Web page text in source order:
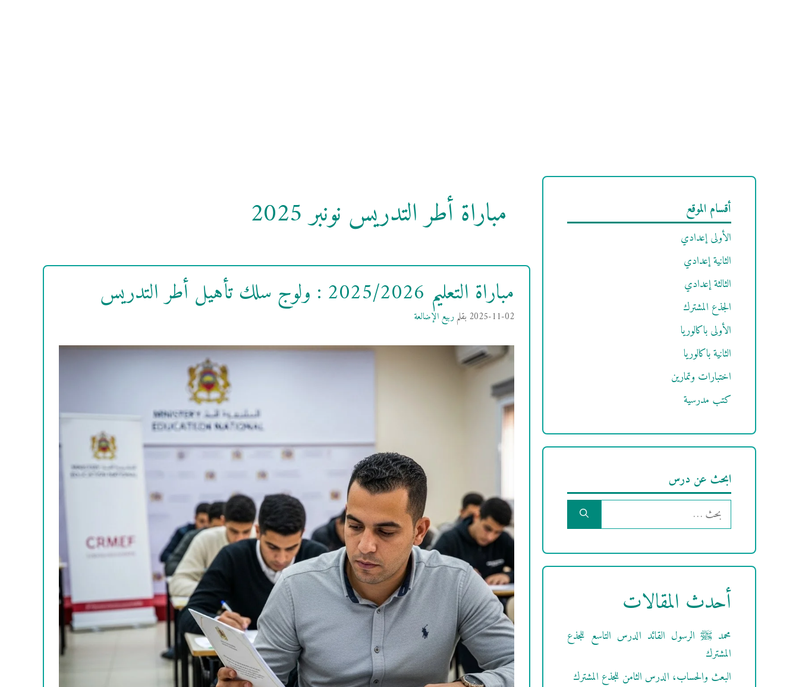
مباراة أطر التدريس نونبر 2025
مباراة التعليم 2025/2026 : ولوج سلك تأهيل أطر التدريس
2025-11-02 بقلمربيع الإضالعة
أقسام الموقع
الأولى إعدادي
الثانية إعدادي
الثالثة إعدادي
الجذع المشترك
الأولى باكالوريا
الثانية باكالوريا
اختبارات وتمارين
كتب مدرسية
ابحث عن درس
البحث
عن:
أحدث المقالات
محمد ﷺ الرسول القائد الدرس التاسع للجذع
المشترك
البعث والحساب، الدرس الثامن للجذع المشترك